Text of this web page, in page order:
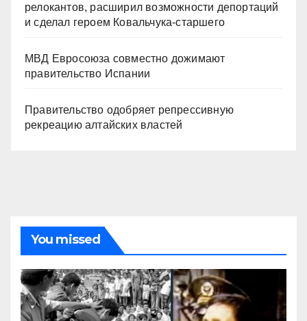
релокантов, расширил возможности депортаций
и сделал героем Ковальчука-старшего
МВД Евросоюза совместно дожимают
правительство Испании
Правительство одобряет репрессивную
рекреацию алтайских властей
You missed